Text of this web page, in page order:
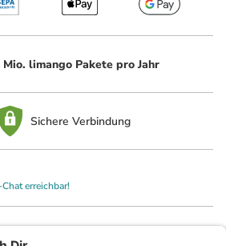
Mio. limango Pakete pro Jahr
Sichere Verbindung
erreichbar!